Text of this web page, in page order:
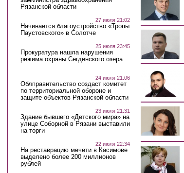
Рязанской области
27 июля 21:02
Начинается благоустройство «Тропы
Паустовского» в Солотче
25 июля 23:45
Прокуратура нашла нарушения
режима охраны Сегденского озера
24 июля 21:06
Облправительство создаст комитет
по территориальной обороне и
защите объектов Рязанской области
23 июля 21:31
Здание бывшего «Детского мира» на
улице Соборной в Рязани выставили
на торги
22 июля 22:34
На реставрацию мечети в Касимове
выделено более 200 миллионов
рублей